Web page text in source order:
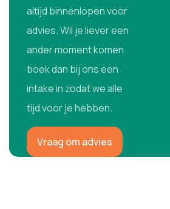
altijd binnenlopen voor
advies. Wil je liever een
ander moment komen
boek dan bij ons een
intake in zodat we alle
tijd voor je hebben.
Vraag om advies